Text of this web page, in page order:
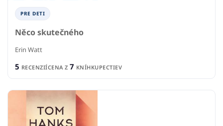
PRE DETI
Něco skutečného
Erin Watt
5 RECENZIÍCENA Z 7 KNÍHKUPECTIEV